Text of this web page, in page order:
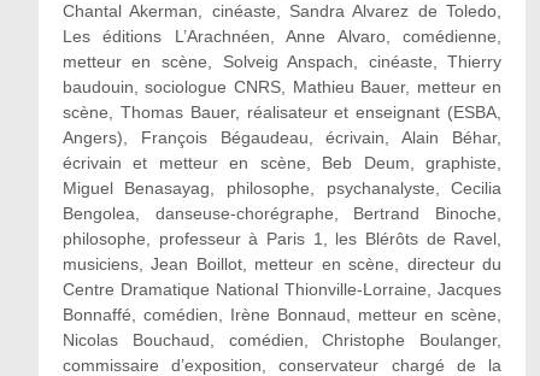
Chantal Akerman, cinéaste, Sandra Alvarez de Toledo,
Les éditions L’Arachnéen, Anne Alvaro, comédienne,
metteur en scène, Solveig Anspach, cinéaste, Thierry
baudouin, sociologue CNRS, Mathieu Bauer, metteur en
scène, Thomas Bauer, réalisateur et enseignant (ESBA,
Angers), François Bégaudeau, écrivain, Alain Béhar,
écrivain et metteur en scène, Beb Deum, graphiste,
Miguel Benasayag, philosophe, psychanalyste, Cecilia
Bengolea, danseuse-chorégraphe, Bertrand Binoche,
philosophe, professeur à Paris 1, les Blérôts de Ravel,
musiciens, Jean Boillot, metteur en scène, directeur du
Centre Dramatique National Thionville-Lorraine, Jacques
Bonnaffé, comédien, Irène Bonnaud, metteur en scène,
Nicolas Bouchaud, comédien, Christophe Boulanger,
commissaire d’exposition, conservateur chargé de la